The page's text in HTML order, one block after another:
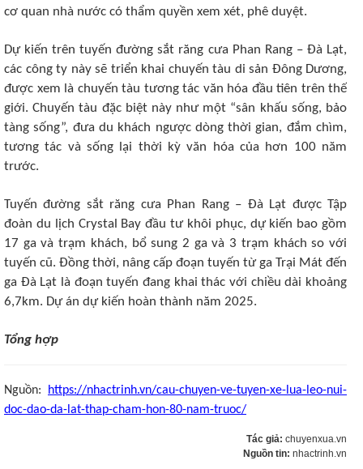
cơ quan nhà nước có thẩm quyền xem xét, phê duyệt.
Dự kiến trên tuyến đường sắt răng cưa Phan Rang – Đà Lạt,
các công ty này sẽ triển khai chuyến tàu di sản Đông Dương,
được xem là chuyến tàu tương tác văn hóa đầu tiên trên thế
giới. Chuyến tàu đặc biệt này như một “sân khấu sống, bảo
tàng sống”, đưa du khách ngược dòng thời gian, đắm chìm,
tương tác và sống lại thời kỳ văn hóa của hơn 100 năm
trước.
Tuyến đường sắt răng cưa Phan Rang – Đà Lạt được Tập
đoàn du lịch Crystal Bay đầu tư khôi phục, dự kiến bao gồm
17 ga và trạm khách, bổ sung 2 ga và 3 trạm khách so với
tuyến cũ. Đồng thời, nâng cấp đoạn tuyến từ ga Trại Mát đến
ga Đà Lạt là đoạn tuyến đang khai thác với chiều dài khoảng
6,7km. Dự án dự kiến hoàn thành năm 2025.
Tổng hợp
Nguồn:
https://nhactrinh.vn/cau-chuyen-ve-tuyen-xe-lua-leo-nui-
doc-dao-da-lat-thap-cham-hon-80-nam-truoc/
Tác giả: chuyenxua.vn
Nguồn tin: nhactrinh.vn